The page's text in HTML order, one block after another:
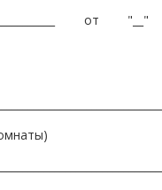
от "__"